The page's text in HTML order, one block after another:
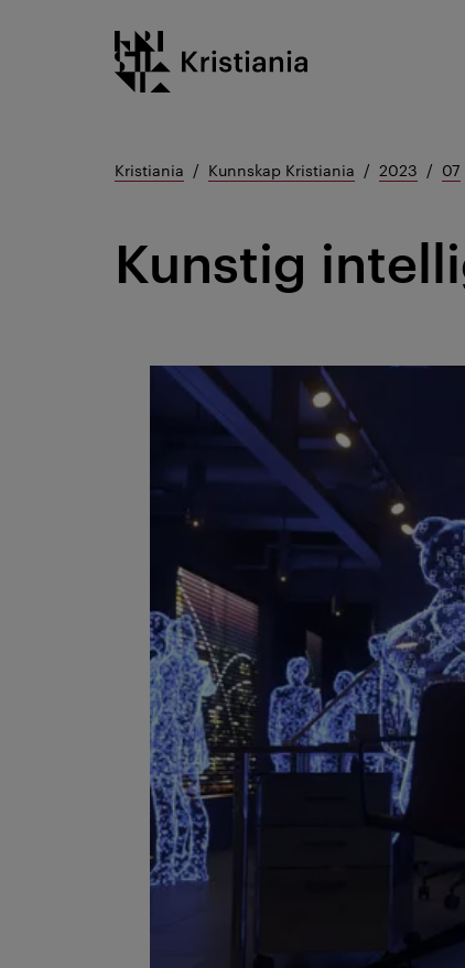
Kristiania logo
Kristiania Kunnskap Kristiania 2023 07
Kunstig